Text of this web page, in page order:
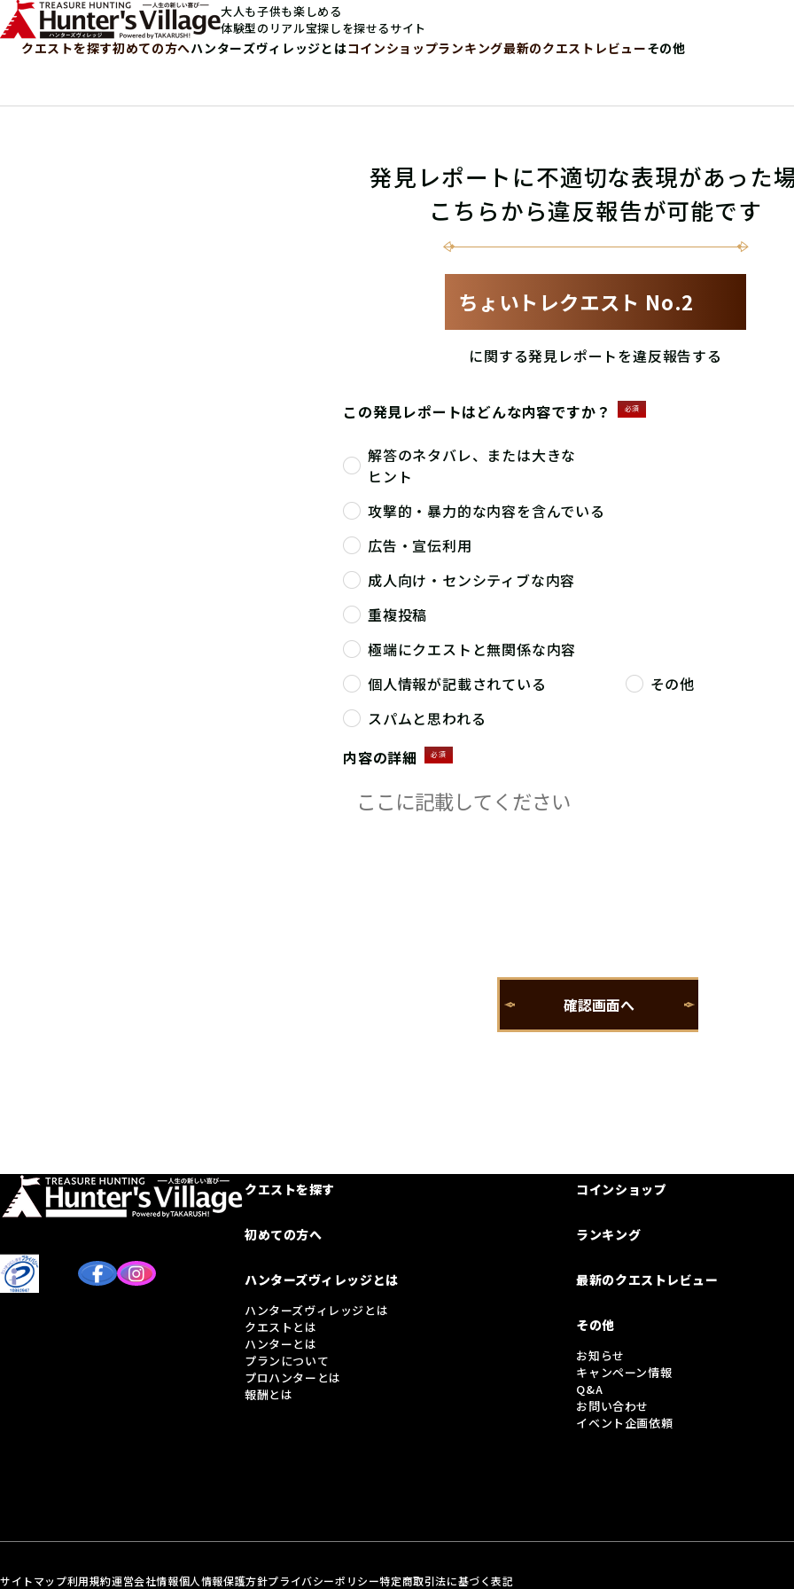
大人も子供も楽しめる
体験型のリアル宝探しを探せるサイト
クエストを探す初めての方へハンターズヴィレッジとはコインショップランキング最新のクエストレビューその他
発見レポートに不適切な表現があった
こちらから違反報告が可能です
ちょいトレクエスト No.2
に関する発見レポートを違反報告する
この発見レポートはどんな内容ですか？ 必須
解答のネタバレ、または大きな
ヒント
攻撃的・暴力的な内容を含んでいる
広告・宣伝利用
成人向け・センシティブな内容
重複投稿
極端にクエストと無関係な内容
個人情報が記載されている
その他
スパムと思われる
内容の詳細
必須
クエストを探す
初めての方へ
ハンターズヴィレッジとは
ハンターズヴィレッジとは
クエストとは
ハンターとは
プランについて
プロハンターとは
報酬とは
コインショップ
ランキング
最新のクエストレビュー
その他
お知らせ
キャンペーン情報
Q&A
お問い合わせ
イベント企画依頼
サイトマップ利用規約運営会社情報個人情報保護方針プライバシーポリシー特定商取引法に基づく表記